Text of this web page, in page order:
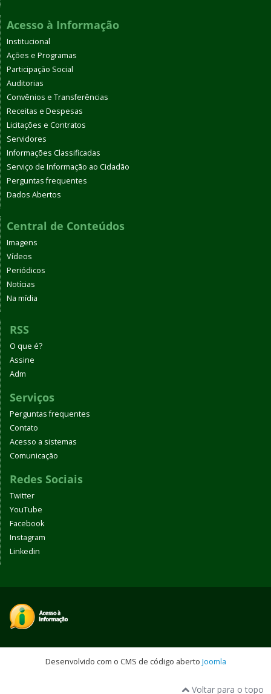
Acesso à Informação
Institucional
Ações e Programas
Participação Social
Auditorias
Convênios e Transferências
Receitas e Despesas
Licitações e Contratos
Servidores
Informações Classificadas
Serviço de Informação ao Cidadão
Perguntas frequentes
Dados Abertos
Central de Conteúdos
Imagens
Vídeos
Periódicos
Notícias
Na mídia
RSS
O que é?
Assine
Adm
Serviços
Perguntas frequentes
Contato
Acesso a sistemas
Comunicação
Redes Sociais
Twitter
YouTube
Facebook
Instagram
Linkedin
Desenvolvido com o CMS de código aberto Joomla
Voltar para o topo